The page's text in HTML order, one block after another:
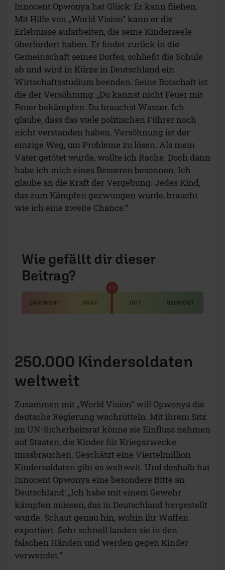
Innocent Opwonya hat Glück: Er kann fliehen.
Mit Hilfe von „World Vision“ kann er die
Erlebnisse aufarbeiten, die seine Kinderseele
überfordert haben. Er findet zurück in die
Gemeinschaft seines Dorfes, schließt die Schule
ab und wird in Kürze in Deutschland ein
Wirtschaftsstudium beenden. Seine Botschaft ist
die der Versöhnung: „Du kannst nicht Feuer mit
Feuer bekämpfen. Du brauchst Wasser. Ich
glaube, dass das viele politischen Führer noch
nicht verstanden haben. Versöhnung ist der
einzige Weg, um Probleme zu lösen. Als mein
Vater getötet wurde, wollte ich Rache. Doch dann
habe ich mich eines Besseren besonnen. Ich
glaube an die Kraft der Vergebung. Jedes Kind,
das zum Kämpfen gezwungen wurde, braucht
wie ich eine zweite Chance.“
Wie gefällt dir dieser
Beitrag?
GAR NICHT OKAY GUT SEHR GUT
50
250.000 Kindersoldaten
weltweit
Zusammen mit „World Vision“ will Opwonya die
deutsche Regierung wachrütteln. Mit ihrem Sitz
im UN-Sicherheitsrat könne sie Einfluss nehmen
auf Staaten, die Kinder für Kriegszwecke
missbrauchen. Geschätzt eine Viertelmillion
Kindersoldaten gibt es weltweit. Und deshalb hat
Innocent Opwonya eine besondere Bitte an
Deutschland: „Ich habe mit einem Gewehr
kämpfen müssen, das in Deutschland hergestellt
wurde. Schaut genau hin, wohin ihr Waffen
exportiert. Sehr schnell landen sie in den
falschen Händen und werden gegen Kinder
verwendet.“